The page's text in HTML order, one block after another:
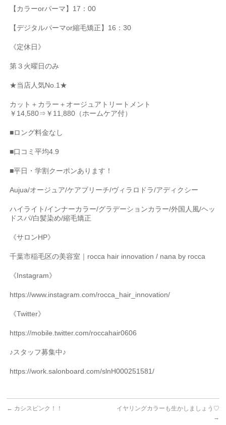
【カラーorパーマ】 17 ：00
【デジタルパーマor縮毛矯正】 16 ：30
《定休日》
第３火曜日のみ
★当店人気No.1★
カット＋カラー＋オージュアトリートメント
￥ 14,580⇒￥ 11,880 （ホームケア付）
■ロング料金なし
■口コミ平均4.9
■平日・学割クーポンあります！
Aujua/オージュア/ケアブリーチ/ヴィラロドラ/アディクシー
ハイライト/インナーカラー/グラデーションカラー/外国人風/ヘッ
ドスパ/白髪染め/縮毛矯正
《サロンHP》
千葉市稲毛区の美容室｜ rocca hair innovation / nana by rocca
《Instagram》
https://www.instagram.com/rocca_hair_innovation/
《Twitter》
https://mobile.twitter.com/roccahair0606
♪スタッフ募集中♪
https://work.salonboard.com/slnH000251581/
← カシスピンク！！
イヤリングカラーも生かしましょう♡
→